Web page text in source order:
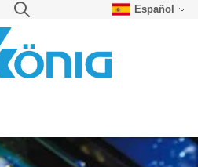
Español